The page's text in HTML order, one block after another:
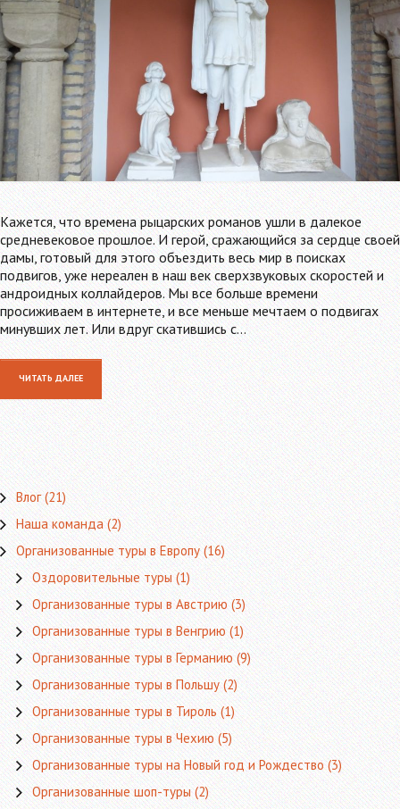
Кажется, что времена рыцарских романов ушли в далекое
средневековое прошлое. И герой, сражающийся за сердце своей
дамы, готовый для этого объездить весь мир в поисках
подвигов, уже нереален в наш век сверхзвуковых скоростей и
андроидных коллайдеров. Мы все больше времени
просиживаем в интернете, и все меньше мечтаем о подвигах
минувших лет. Или вдруг скатившись с…
ЧИТАТЬ ДАЛЕЕ
Влог(21)
Наша команда(2)
Организованные туры в Европу(16)
Оздоровительные туры(1)
Организованные туры в Австрию(3)
Организованные туры в Венгрию(1)
Организованные туры в Германию(9)
Организованные туры в Польшу(2)
Организованные туры в Тироль(1)
Организованные туры в Чехию(5)
Организованные туры на Новый год и Рождество(3)
Организованные шоп-туры(2)